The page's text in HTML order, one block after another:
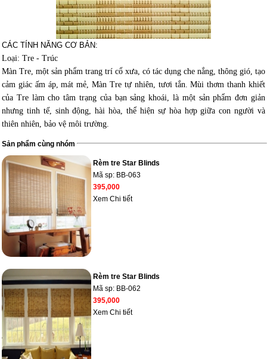
CÁC TÍNH NĂNG CƠ BẢN:
Loại: Tre - Trúc
Màn Tre, một sản phẩm trang trí cổ xưa, có tác dụng che nắng, thông gió, tạo
cảm giác ấm áp, mát mẻ, Màn Tre tự nhiên, tươi tắn. Mùi thơm thanh khiết
của Tre làm cho tâm trạng của bạn sảng khoái, là một sản phẩm đơn giản
nhưng tinh tế, sinh động, hài hòa, thể hiện sự hòa hợp giữa con người và
thiên nhiên, bảo vệ môi trường.
Sản phẩm cùng nhóm
Rèm tre Star Blinds
Mã sp: BB-063
395,000
Xem Chi tiết
Rèm tre Star Blinds
Mã sp: BB-062
395,000
Xem Chi tiết